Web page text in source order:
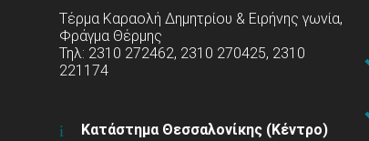
Τέρμα Καραολή Δημητρίου & Ειρήνης γωνία,
Φράγμα Θέρμης
Τηλ: 2310 272462, 2310 270425, 2310
221174
Κατάστημα Θεσσαλονίκης (Κέντρο)